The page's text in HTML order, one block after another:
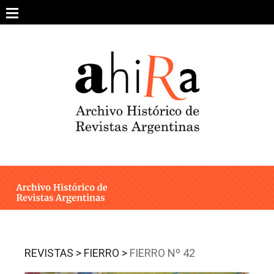
content
ARCHIVO DE REVISTAS
ESTUDIOS CRÍTICOS
INTEGRANTES
REVISTAS > FIERRO > FIERRO Nº 42